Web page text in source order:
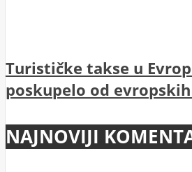
Turističke takse u
poskupelo od
NAJNOVIJI